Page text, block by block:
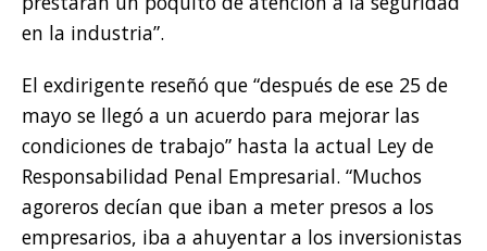
en la industria”.
El exdirigente reseñó que “después de ese 25 de
mayo se llegó a un acuerdo para mejorar las
condiciones de trabajo” hasta la actual Ley de
Responsabilidad Penal Empresarial. “Muchos
agoreros decían que iban a meter presos a los
empresarios, iba a ahuyentar a los inversionistas